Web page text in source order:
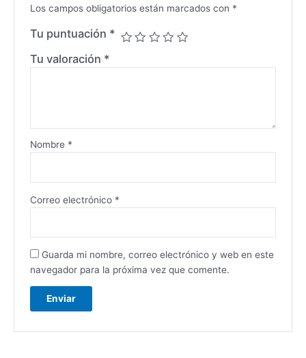
Los campos obligatorios están marcados con *
Tu puntuación *
Tu valoración *
Nombre *
Correo electrónico *
Guarda mi nombre, correo electrónico y web en este
navegador para la próxima vez que comente.